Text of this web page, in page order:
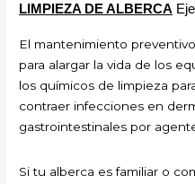
LIMPIEZA DE ALBERCA
El mantenimiento
para alargar la vida de los
los químicos de limpieza
contraer infecciones en
gastrointestinales por
Si tu alberca es familiar o